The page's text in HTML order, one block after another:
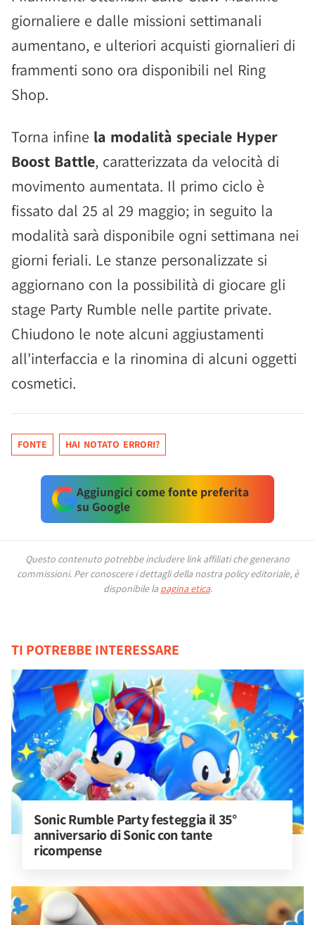
giornaliere e dalle missioni settimanali
aumentano, e ulteriori acquisti giornalieri di
frammenti sono ora disponibili nel Ring
Shop.
Torna infine la modalità speciale Hyper
Boost Battle, caratterizzata da velocità di
movimento aumentata. Il primo ciclo è
fissato dal 25 al 29 maggio; in seguito la
modalità sarà disponibile ogni settimana nei
giorni feriali. Le stanze personalizzate si
aggiornano con la possibilità di giocare gli
stage Party Rumble nelle partite private.
Chiudono le note alcuni aggiustamenti
all'interfaccia e la rinomina di alcuni oggetti
cosmetici.
FONTE HAI NOTATO ERRORI?
Aggiungici come fonte preferita
su Google
Questo contenuto potrebbe includere link affiliati che generano
commissioni. Per conoscere i dettagli della nostra policy editoriale, è
disponibile la pagina etica.
TI POTREBBE INTERESSARE
Sonic Rumble Party festeggia il 35°
anniversario di Sonic con tante
ricompense